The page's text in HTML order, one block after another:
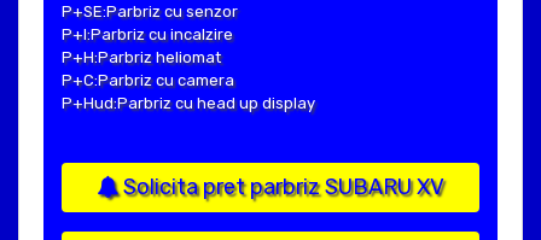
P+SE:Parbriz cu senzor
P+I:Parbriz cu incalzire
P+H:Parbriz heliomat
P+C:Parbriz cu camera
P+Hud:Parbriz cu head up display
Solicita pret parbriz SUBARU XV